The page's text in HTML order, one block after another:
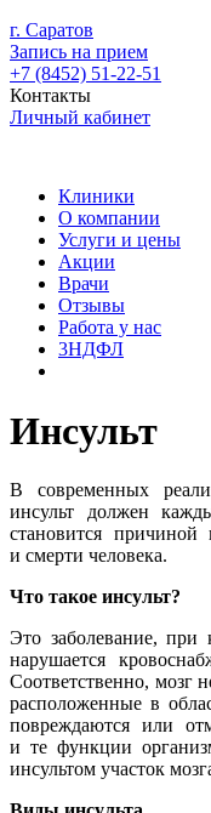
г. Саратов
Запись на прием
+7 (8452) 51-22-51
Контакты
Личный кабинет
Клиники
О компании
Услуги и цены
Акции
Врачи
Отзывы
Работа у нас
3НДФЛ
Инсульт
В современных
инсульт должен
становится причиной
и смерти человека.
Что такое инсульт?
Это заболевание,
нарушается
Соответственно, мозг
расположенные в
повреждаются или
и те функции
инсультом участок